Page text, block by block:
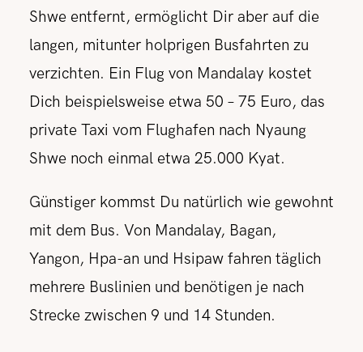
Shwe entfernt, ermöglicht Dir aber auf die
langen, mitunter holprigen Busfahrten zu
verzichten. Ein Flug von Mandalay kostet
Dich beispielsweise etwa 50 – 75 Euro, das
private Taxi vom Flughafen nach Nyaung
Shwe noch einmal etwa 25.000 Kyat.
Günstiger kommst Du natürlich wie gewohnt
mit dem Bus. Von Mandalay, Bagan,
Yangon, Hpa-an und Hsipaw fahren täglich
mehrere Buslinien und benötigen je nach
Strecke zwischen 9 und 14 Stunden.